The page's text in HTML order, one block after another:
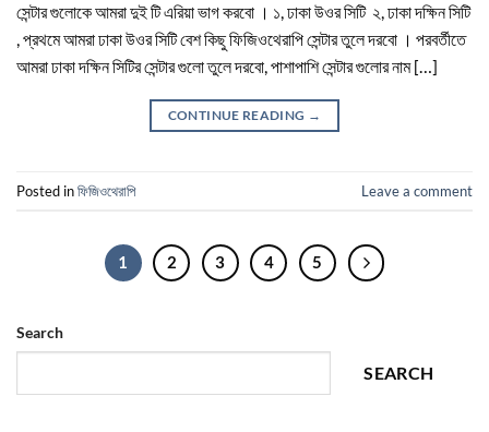
সেন্টার গুলোকে আমরা দুই টি এরিয়া ভাগ করবো । ১, ঢাকা উওর সিটি ২, ঢাকা দক্ষিন সিটি
, প্রথমে আমরা ঢাকা উওর সিটি বেশ কিছু ফিজিওথেরাপি সেন্টার তুলে দরবো । পরবর্তীতে
আমরা ঢাকা দক্ষিন সিটির সেন্টার গুলো তুলে দরবো, পাশাপাশি সেন্টার গুলোর নাম […]
CONTINUE READING →
Posted inফিজিওথেরাপি Leave a comment
1 2 3 4 5
Search
SEARCH